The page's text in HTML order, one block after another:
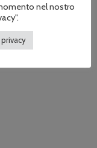
nel nostro